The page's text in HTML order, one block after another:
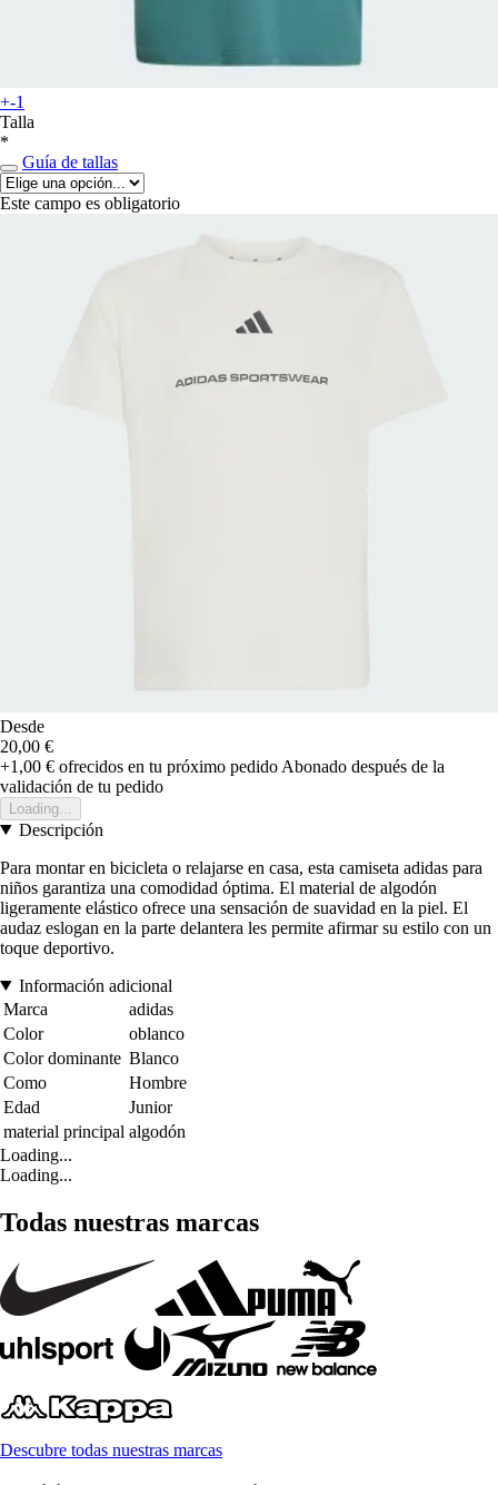
+-1
Talla
*
Guía de tallas
Este campo es obligatorio
Desde
20,00 €
+1,00 € ofrecidos en tu próximo pedido Abonado después de la
validación de tu pedido
Loading...
Descripción
Para montar en bicicleta o relajarse en casa, esta camiseta adidas para
niños garantiza una comodidad óptima. El material de algodón
ligeramente elástico ofrece una sensación de suavidad en la piel. El
audaz eslogan en la parte delantera les permite afirmar su estilo con un
toque deportivo.
Información adicional
Marca
adidas
Color
oblanco
Color dominante Blanco
Como
Hombre
Edad
Junior
material principal algodón
Loading...
Loading...
Todas nuestras marcas
Descubre todas nuestras marcas